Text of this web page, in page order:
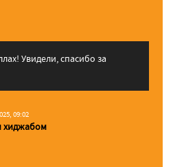
Увидели, спасибо за
09:02
хиджабом